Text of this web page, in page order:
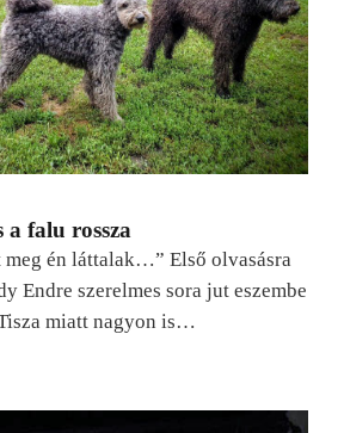
falu rossza
meg én láttalak…” Első olvasásra
Endre szerelmes sora jut eszembe
miatt nagyon is…